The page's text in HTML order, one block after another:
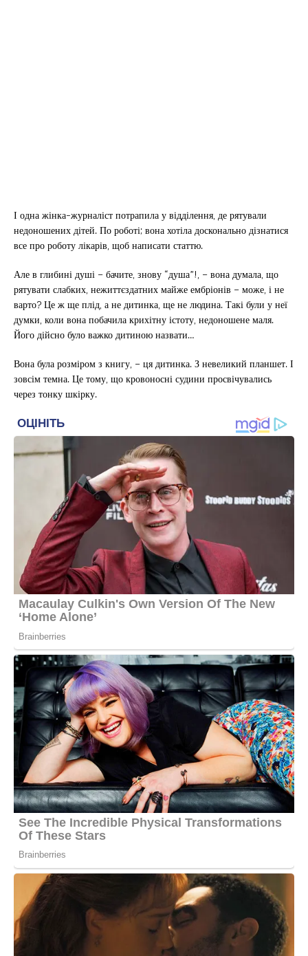
І одна жінка-журналіст потрапила у відділення, де рятували
недоношених дітей. По роботі; вона хотіла досконально дізнатися
все про роботу лікарів, щоб написати статтю.
Але в глибині душі – бачите, знову “душа”!, – вона думала, що
рятувати слабких, нежиттєздатних майже ембріонів – може, і не
варто? Це ж ще плід, а не дитинка, ще не людина. Такі були у неї
думки, коли вона побачила крихітну істоту, недоношене маля.
Його дійсно було важко дитиною назвати…
Вона була розміром з книгу, – ця дитинка. З невеликий планшет. І
зовсім темна. Це тому, що кровоносні судини просвічувались
через тонку шкірку.